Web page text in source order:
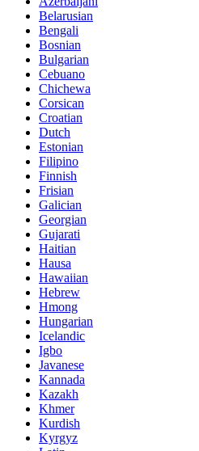
Belarusian
Bengali
Bosnian
Bulgarian
Cebuano
Chichewa
Corsican
Croatian
Dutch
Estonian
Filipino
Finnish
Frisian
Galician
Georgian
Gujarati
Haitian
Hausa
Hawaiian
Hebrew
Hmong
Hungarian
Icelandic
Igbo
Javanese
Kannada
Kazakh
Khmer
Kurdish
Kyrgyz